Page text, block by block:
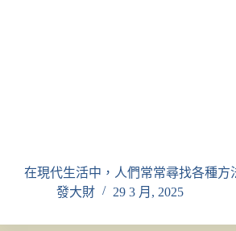
在現代生活中，人們常常尋找各種
發大財
29 3 月, 2025